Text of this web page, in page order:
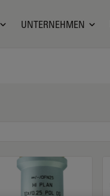
UNTERNEHMEN